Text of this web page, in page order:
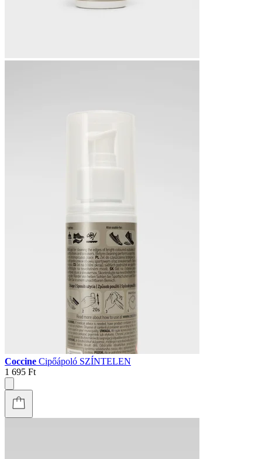
Coccine Cipőápoló SZÍNTELEN
1 695 Ft